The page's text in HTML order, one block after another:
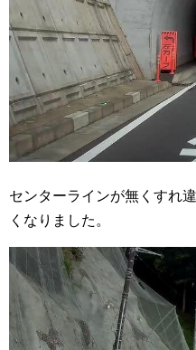
センターラインが無くすれ
くなりました。